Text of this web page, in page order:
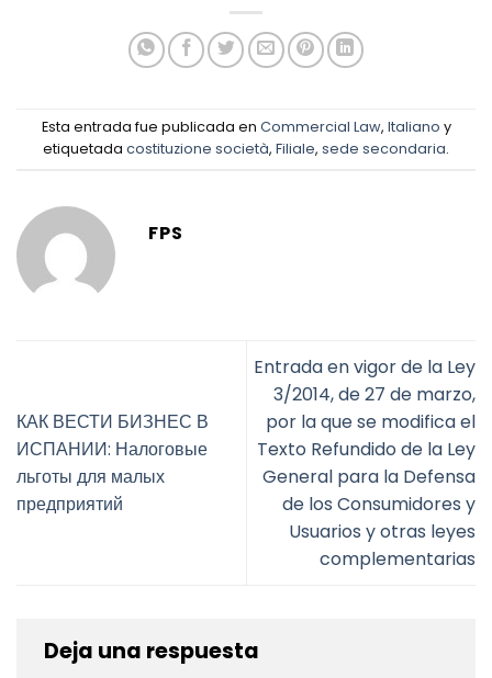
Esta entrada fue publicada en Commercial Law, Italiano y
etiquetada costituzione società, Filiale, sede secondaria.
FPS
КАК ВЕСТИ БИЗНЕС В
ИСПАНИИ: Налоговые
льготы для малых
предприятий
Entrada en vigor de la Ley
3/2014, de 27 de marzo,
por la que se modifica el
Texto Refundido de la Ley
General para la Defensa
de los Consumidores y
Usuarios y otras leyes
complementarias
Deja una respuesta